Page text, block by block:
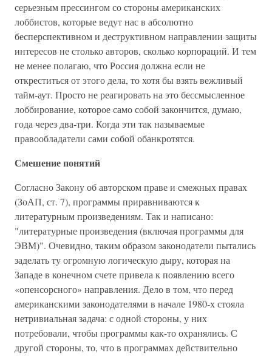
серьезным прессингом со стороны американских
лоббистов, которые ведут нас в абсолютно
бесперспективном и деструктивном направлении защиты
интересов не столько авторов, сколько корпораций. И тем
не менее полагаю, что Россия должна если не
откреститься от этого дела, то хотя бы взять вежливый
тайм-аут. Просто не реагировать на это бессмысленное
лоббирование, которое само собой закончится, думаю,
года через два-три. Когда эти так называемые
правообладатели сами собой обанкротятся.
Смешение понятий
Согласно Закону об авторском праве и смежных правах
(ЗоАП, ст. 7), программы приравниваются к
литературным произведениям. Так и написано:
"литературные произведения (включая программы для
ЭВМ)". Очевидно, таким образом законодатели пытались
заделать ту огромную логическую дыру, которая на
Западе в конечном счете привела к появлению всего
«опенсорсного» направления. Дело в том, что перед
американскими законодателями в начале 1980-х стояла
нетривиальная задача: с одной стороны, у них
потребовали, чтобы программы как-то охранялись. С
другой стороны, то, что в программах действительно